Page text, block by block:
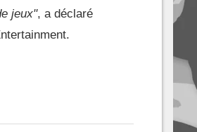
jeux", a déclaré